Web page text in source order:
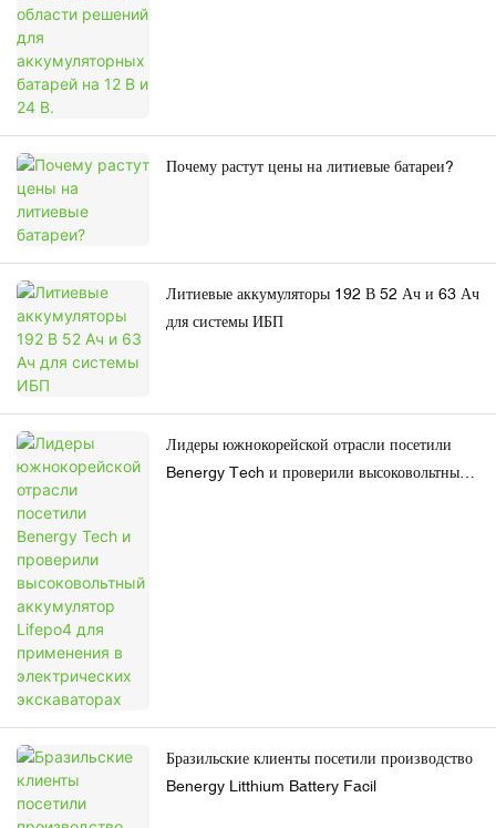
Почему растут цены на литиевые батареи?
Литиевые аккумуляторы 192 В 52 Ач и 63 Ач
для системы ИБП
Лидеры южнокорейской отрасли посетили
Benergy Tech и проверили высоковольтный
Бразильские клиенты посетили производство
Benergy Litthium Battery Facil